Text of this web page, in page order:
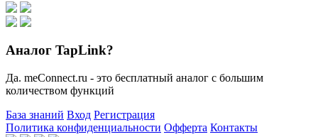
Аналог TapLink?
Да. meConnect.ru - это бесплатный аналог с большим
количеством функций
База знаний Вход Регистрация
Политика конфиденциальности Офферта Контакты